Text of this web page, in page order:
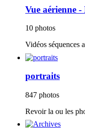
Vue aérienne -
10 photos
Vidéos séquences
portraits
847 photos
Revoir la ou les